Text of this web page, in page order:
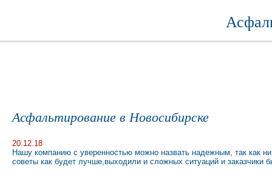
Асфальтирование в Новосибирске
20.12.18
Нашу компанию с уверенностью можно назвать надежным, так как
советы как будет лучше,выходили и сложных ситуаций и заказчики